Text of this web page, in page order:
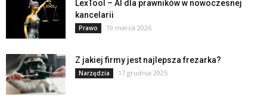
LexTool – AI dla prawników w nowoczesnej
kancelarii
Prawo 19 marca 2026
Z jakiej firmy jest najlepsza frezarka?
Narzędzia 17 grudnia 2025